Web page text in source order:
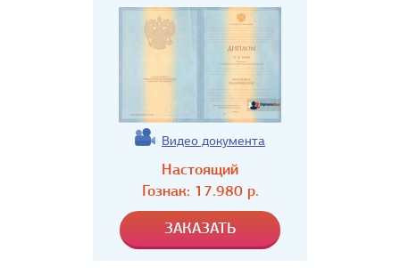
Видео документа
Настоящий
Гознак: 17.980р.